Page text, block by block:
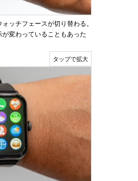
ッチフェースが切り替わる。
変わっていることもあった